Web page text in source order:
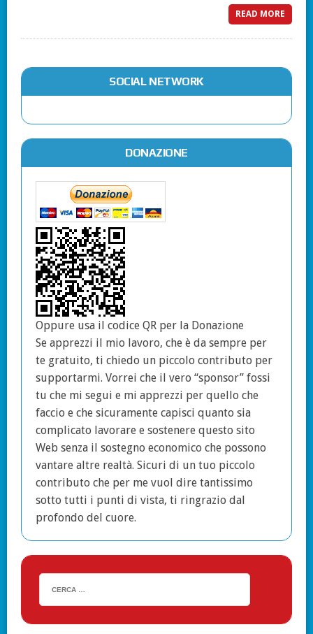
READ MORE
SOCIAL NETWORK
DONAZIONE
Oppure usa il codice QR per la Donazione
Se apprezzi il mio lavoro, che è da sempre per
te gratuito, ti chiedo un piccolo contributo per
supportarmi. Vorrei che il vero “sponsor” fossi
tu che mi segui e mi apprezzi per quello che
faccio e che sicuramente capisci quanto sia
complicato lavorare e sostenere questo sito
Web senza il sostegno economico che possono
vantare altre realtà. Sicuri di un tuo piccolo
contributo che per me vuol dire tantissimo
sotto tutti i punti di vista, ti ringrazio dal
profondo del cuore.